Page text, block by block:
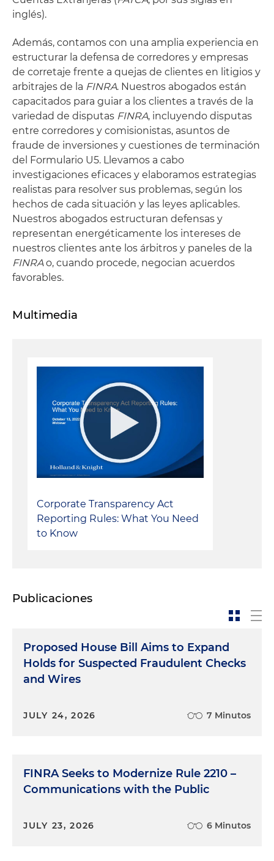
inglés).
Además, contamos con una amplia experiencia en
estructurar la defensa de corredores y empresas
de corretaje frente a quejas de clientes en litigios y
arbitrajes de la FINRA. Nuestros abogados están
capacitados para guiar a los clientes a través de la
variedad de disputas FINRA, incluyendo disputas
entre corredores y comisionistas, asuntos de
fraude de inversiones y cuestiones de terminación
del Formulario U5. Llevamos a cabo
investigaciones eficaces y elaboramos estrategias
realistas para resolver sus problemas, según los
hechos de cada situación y las leyes aplicables.
Nuestros abogados estructuran defensas y
representan energéticamente los intereses de
nuestros clientes ante los árbitros y paneles de la
FINRAo, cuando procede, negocian acuerdos
favorables.
Multimedia
Corporate Transparency Act
Reporting Rules: What You Need
to Know
Publicaciones
Proposed House Bill Aims to Expand
Holds for Suspected Fraudulent Checks
and Wires
JULY 24, 2026 7 Minutos
FINRA Seeks to Modernize Rule 2210 –
Communications with the Public
JULY 23, 2026 6 Minutos